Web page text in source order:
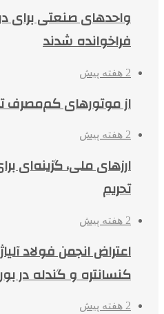
واحدهای صنعتی برای
فراخوانده شدند
2 هفته پیش
از موتورهای کم‌مصرف
2 هفته پیش
ارزهای ملی، گزینه‌ای
تحریم
2 هفته پیش
اعتراض انجمن فولاد
کنسانتره و گندله در
2 هفته پیش